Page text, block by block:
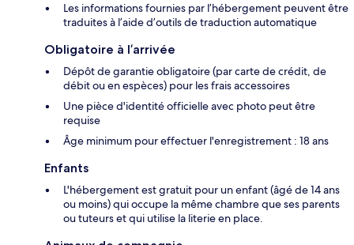
Les informations fournies par l’hébergement peuvent être
traduites à l’aide d’outils de traduction automatique
Obligatoire à l’arrivée
Dépôt de garantie obligatoire (par carte de crédit, de
débit ou en espèces) pour les frais accessoires
Une pièce d'identité officielle avec photo peut être
requise
Âge minimum pour effectuer l'enregistrement : 18 ans
Enfants
L'hébergement est gratuit pour un enfant (âgé de 14 ans
ou moins) qui occupe la même chambre que ses parents
ou tuteurs et qui utilise la literie en place.